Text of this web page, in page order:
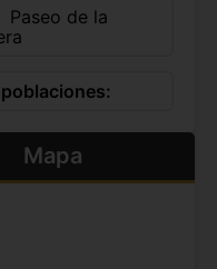
Paseo de la
Mapa